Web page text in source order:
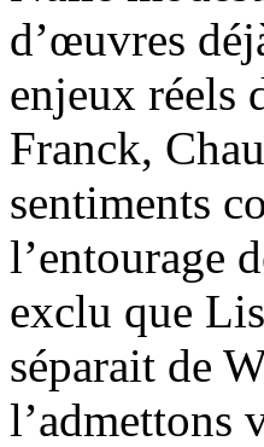
d’œuvres
enjeux réels
Franck,
sentiments
l’entourage
exclu que
séparait de
l’admettons